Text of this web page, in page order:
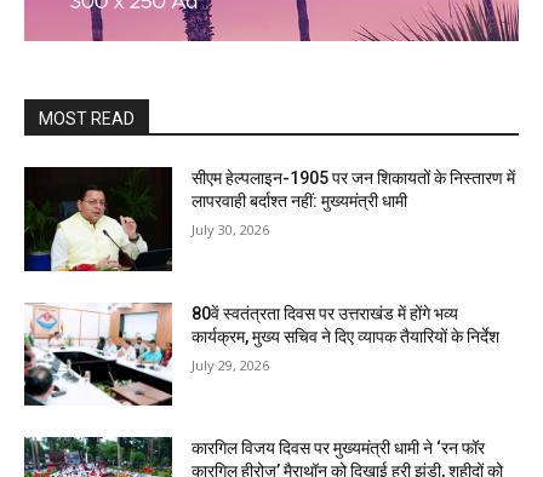
MOST READ
सीएम हेल्पलाइन-1905 पर जन शिकायतों के निस्तारण में
लापरवाही बर्दाश्त नहीं: मुख्यमंत्री धामी
July 30, 2026
80वें स्वतंत्रता दिवस पर उत्तराखंड में होंगे भव्य
कार्यक्रम, मुख्य सचिव ने दिए व्यापक तैयारियों के निर्देश
July 29, 2026
कारगिल विजय दिवस पर मुख्यमंत्री धामी ने ‘रन फॉर
कारगिल हीरोज’ मैराथॉन को दिखाई हरी झंडी, शहीदों को